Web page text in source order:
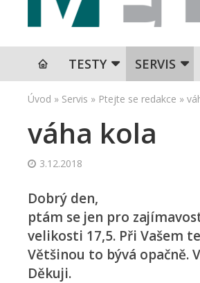
TESTY SERVIS
Úvod » Servis » Ptejte se redakce »
váha kola
3.12.2018
Dobrý den,
ptám se jen pro
velikosti 17,5. Při Vašem
Většinou to bývá opačně.
Děkuji.